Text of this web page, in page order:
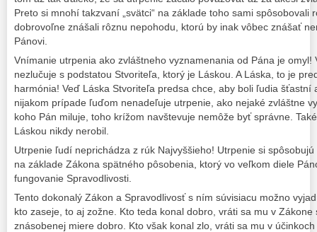
Preto si mnohí takzvaní „svätci“ na základe toho sami spôsobovali
dobrovoľne znášali rôznu nepohodu, ktorú by inak vôbec znášať
Pánovi.
Vnímanie utrpenia ako zvláštneho vyznamenania od Pána je omyl!
nezlučuje s podstatou Stvoriteľa, ktorý je Láskou. A Láska, to je
harmónia! Veď Láska Stvoriteľa predsa chce, aby boli ľudia šťastní
nijakom prípade ľuďom nenadeľuje utrpenie, ako nejaké zvláštne
koho Pán miluje, toho krížom navštevuje nemôže byť správne.
Láskou nikdy nerobil.
Utrpenie ľudí neprichádza z rúk Najvyššieho! Utrpenie si
na základe Zákona spätného pôsobenia, ktorý vo veľkom diele
fungovanie Spravodlivosti.
Tento dokonalý Zákon a Spravodlivosť s ním súvisiacu možno
kto zaseje, to aj zožne. Kto teda konal dobro, vráti sa mu v
znásobenej miere dobro. Kto však konal zlo, vráti sa mu v